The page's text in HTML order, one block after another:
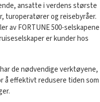
ansatte i verdens største
turoperatører og reisebyråer.
av FORTUNE 500-selskapene
er kunder hos
de nødvendige verktøyene,
å effektivt redusere tiden som